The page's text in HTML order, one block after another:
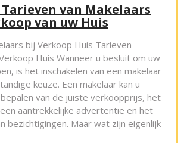
van Makelaars
van uw Huis
bij Verkoop Huis Tarieven
Huis Wanneer u besluit om uw
is het inschakelen van een makelaar
keuze. Een makelaar kan u
van de juiste verkoopprijs, het
aantrekkelijke advertentie en het
bezichtigingen. Maar wat zijn eigenlijk